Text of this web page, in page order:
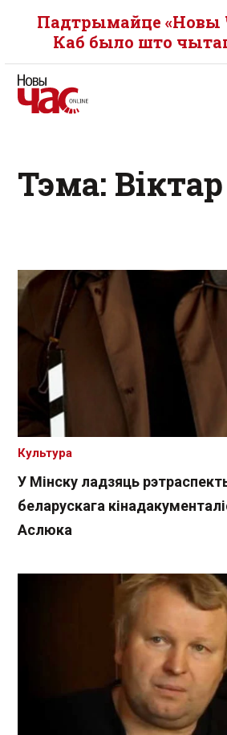
Падтрымайце «Новы
Каб было што
Тэма:
У Мінску ладзяць
беларускага
Аслюка
Культура